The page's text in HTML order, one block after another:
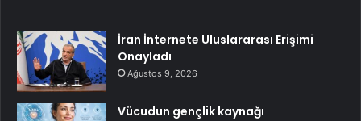
İran İnternete Uluslararası Erişimi
Onayladı
Ağustos 9, 2026
Vücudun gençlik kaynağı